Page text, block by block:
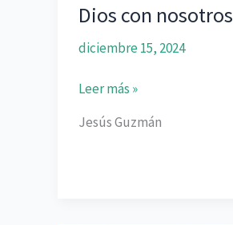
Dios con nosotros
diciembre 15, 2024
Dios
nosotros
Leer más »
Jesús Guzmán